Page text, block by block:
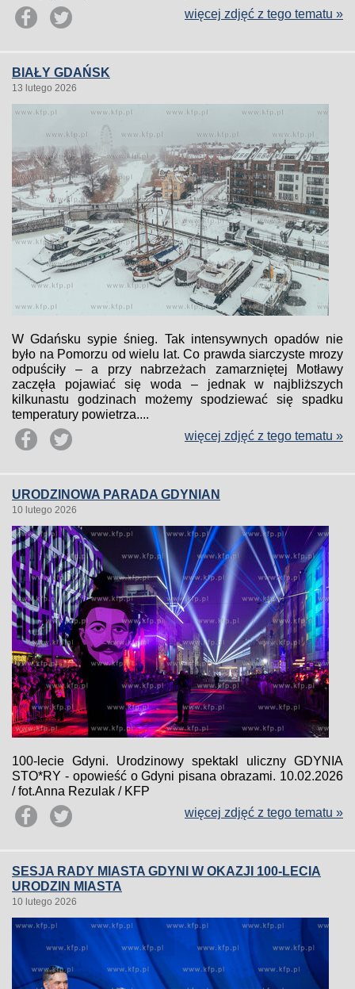
więcej zdjęć z tego tematu »
BIAŁY GDAŃSK
13 lutego 2026
W Gdańsku sypie śnieg. Tak intensywnych opadów nie
było na Pomorzu od wielu lat. Co prawda siarczyste mrozy
odpuściły – a przy nabrzeżach zamarzniętej Motławy
zaczęła pojawiać się woda – jednak w najbliższych
kilkunastu godzinach możemy spodziewać się spadku
temperatury powietrza....
więcej zdjęć z tego tematu »
URODZINOWA PARADA GDYNIAN
10 lutego 2026
100-lecie Gdyni. Urodzinowy spektakl uliczny GDYNIA
STO*RY - opowieść o Gdyni pisana obrazami. 10.02.2026
/ fot.Anna Rezulak / KFP
więcej zdjęć z tego tematu »
SESJA RADY MIASTA GDYNI W OKAZJI 100-LECIA
URODZIN MIASTA
10 lutego 2026